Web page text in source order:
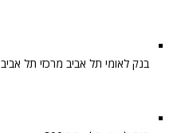
בנק לאומי תל אביב מרכזי תל אביב